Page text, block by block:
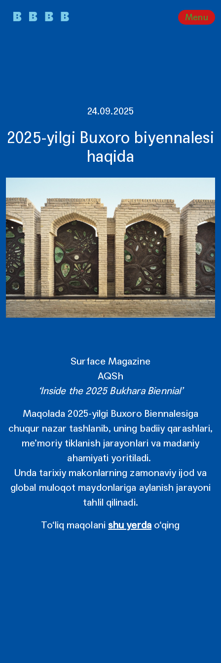
Menu
24.09.2025
2025-yilgi Buxoro biyennalesi
haqida
Surface Magazine
AQSh
‘Inside the 2025 Bukhara Biennial’
Maqolada 2025-yilgi Buxoro Biennalesiga
chuqur nazar tashlanib, uning badiiy qarashlari,
me’moriy tiklanish jarayonlari va madaniy
ahamiyati yoritiladi.
Unda tarixiy makonlarning zamonaviy ijod va
global muloqot maydonlariga aylanish jarayoni
tahlil qilinadi.
To‘liq maqolani shu yerdao‘qing